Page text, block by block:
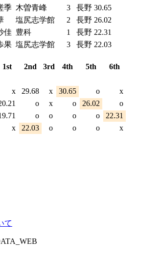
季 木曽青峰 3 長野 30.65
塩尻志学館 2 長野 26.02
佳 豊科 1 長野 22.31
果 塩尻志学館 3 長野 22.03
1st 2nd 3rd 4th 5th
6th
x 29.68 x 30.65 o
x
o x o 26.02
o
o o o o
22.31
x 22.03 o o o x
て